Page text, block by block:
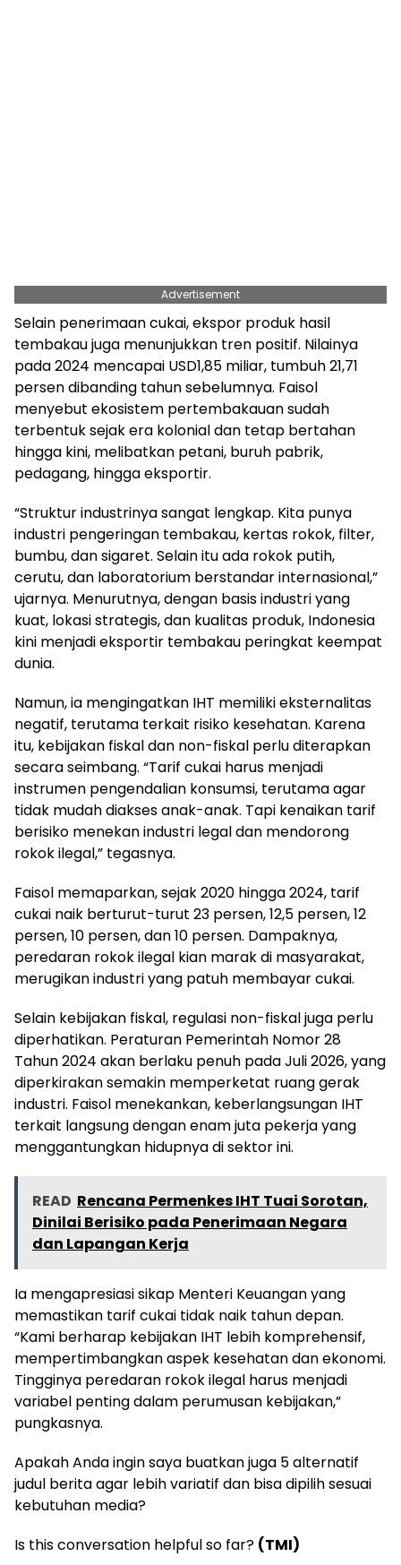
Advertisement
Selain penerimaan cukai, ekspor produk hasil
tembakau juga menunjukkan tren positif. Nilainya
pada 2024 mencapai USD1,85 miliar, tumbuh 21,71
persen dibanding tahun sebelumnya. Faisol
menyebut ekosistem pertembakauan sudah
terbentuk sejak era kolonial dan tetap bertahan
hingga kini, melibatkan petani, buruh pabrik,
pedagang, hingga eksportir.
“Struktur industrinya sangat lengkap. Kita punya
industri pengeringan tembakau, kertas rokok, filter,
bumbu, dan sigaret. Selain itu ada rokok putih,
cerutu, dan laboratorium berstandar internasional,”
ujarnya. Menurutnya, dengan basis industri yang
kuat, lokasi strategis, dan kualitas produk, Indonesia
kini menjadi eksportir tembakau peringkat keempat
dunia.
Namun, ia mengingatkan IHT memiliki eksternalitas
negatif, terutama terkait risiko kesehatan. Karena
itu, kebijakan fiskal dan non-fiskal perlu diterapkan
secara seimbang. “Tarif cukai harus menjadi
instrumen pengendalian konsumsi, terutama agar
tidak mudah diakses anak-anak. Tapi kenaikan tarif
berisiko menekan industri legal dan mendorong
rokok ilegal,” tegasnya.
Faisol memaparkan, sejak 2020 hingga 2024, tarif
cukai naik berturut-turut 23 persen, 12,5 persen, 12
persen, 10 persen, dan 10 persen. Dampaknya,
peredaran rokok ilegal kian marak di masyarakat,
merugikan industri yang patuh membayar cukai.
Selain kebijakan fiskal, regulasi non-fiskal juga perlu
diperhatikan. Peraturan Pemerintah Nomor 28
Tahun 2024 akan berlaku penuh pada Juli 2026, yang
diperkirakan semakin memperketat ruang gerak
industri. Faisol menekankan, keberlangsungan IHT
terkait langsung dengan enam juta pekerja yang
menggantungkan hidupnya di sektor ini.
READ Rencana Permenkes IHT Tuai Sorotan,
Dinilai Berisiko pada Penerimaan Negara
dan Lapangan Kerja
Ia mengapresiasi sikap Menteri Keuangan yang
memastikan tarif cukai tidak naik tahun depan.
“Kami berharap kebijakan IHT lebih komprehensif,
mempertimbangkan aspek kesehatan dan ekonomi.
Tingginya peredaran rokok ilegal harus menjadi
variabel penting dalam perumusan kebijakan,”
pungkasnya.
Apakah Anda ingin saya buatkan juga 5 alternatif
judul berita agar lebih variatif dan bisa dipilih sesuai
kebutuhan media?
Is this conversation helpful so far? (TMI)